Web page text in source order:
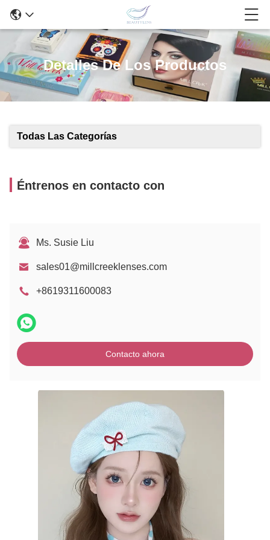
Detalles De Los Productos
Todas Las Categorías
Éntrenos en contacto con
Ms. Susie Liu
sales01@millcreeklenses.com
+8619311600083
Contacto ahora